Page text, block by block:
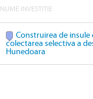
NUME INVESTITIE
Construirea de
colectarea selectiva a
Hunedoara